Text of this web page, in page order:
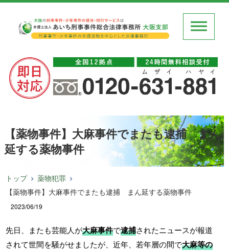
【薬物事件】大麻事件でまたも逮捕 まん
延する薬物事件
トップ
薬物犯罪
【薬物事件】大麻事件でまたも逮捕 まん延する薬物事件
2023/06/19
先日、またも芸能人が大麻事件で逮捕されたニュースが報道
されて世間を騒がせましたが、近年、若年層の間で大麻等の